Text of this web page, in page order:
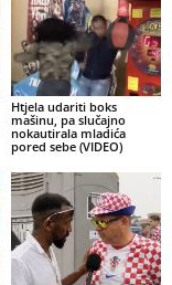
Htjela udariti boks
mašinu, pa slučajno
nokautirala mladića
pored sebe (VIDEO)